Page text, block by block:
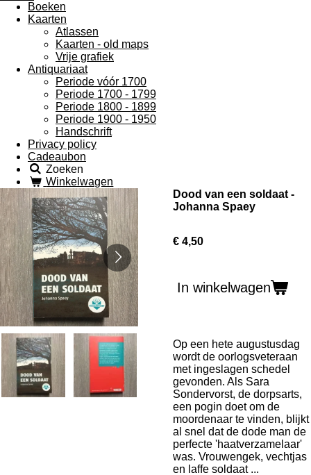
Boeken
Kaarten
Atlassen
Kaarten - old maps
Vrije grafiek
Antiquariaat
Periode vóór 1700
Periode 1700 - 1799
Periode 1800 - 1899
Periode 1900 - 1950
Handschrift
Privacy policy
Cadeaubon
Zoeken
Winkelwagen
Dood van een soldaat -
Johanna Spaey
€ 4,50
In winkelwagen
Op een hete augustusdag
wordt de oorlogsveteraan
met ingeslagen schedel
gevonden. Als Sara
Sondervorst, de dorpsarts,
een pogin doet om de
moordenaar te vinden, blijkt
al snel dat de dode man de
perfecte 'haatverzamelaar'
was. Vrouwengek, vechtjas
en laffe soldaat ...